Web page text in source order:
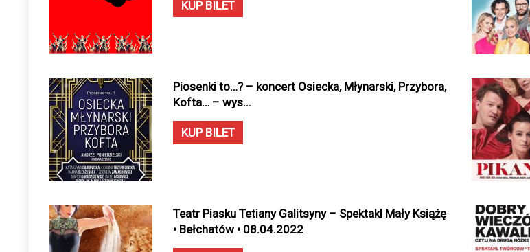
KUP BILET
Piosenki to…? – koncert Osiecka, Młynarski, Przybora,
Kofta… – wys...
KUP BILET
Teatr Piasku Tetiany Galitsyny – Spektakl Mały Książę
• Bełchatów • 08.04.2022